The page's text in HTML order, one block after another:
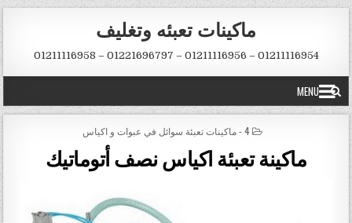
Skip to content
ماكينات تعبئه وتغليف
01211116954 – 01211116956 – 01221696797 – 01211116958
MENU
POSTED IN
4 - ماكينات تعبئة سوائل في عبوات و اكياس
ماكينة تعبئة اكياس نصف أتوماتيك